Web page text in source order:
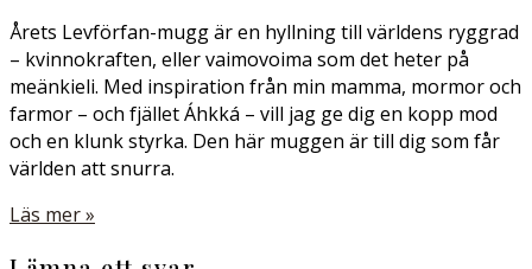
Årets Levförfan-mugg är en hyllning till världens ryggrad
– kvinnokraften, eller vaimovoima som det heter på
meänkieli. Med inspiration från min mamma, mormor och
farmor – och fjället Áhkká – vill jag ge dig en kopp mod
och en klunk styrka. Den här muggen är till dig som får
världen att snurra.
Läs mer »